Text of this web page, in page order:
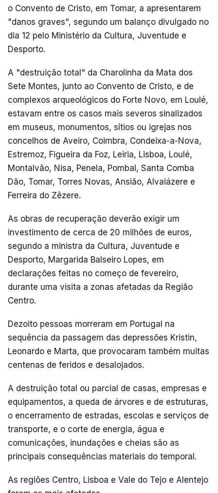
o Convento de Cristo, em Tomar, a apresentarem
"danos graves", segundo um balanço divulgado no
dia 12 pelo Ministério da Cultura, Juventude e
Desporto.
A "destruição total" da Charolinha da Mata dos
Sete Montes, junto ao Convento de Cristo, e de
complexos arqueológicos do Forte Novo, em Loulé,
estavam entre os casos mais severos sinalizados
em museus, monumentos, sítios ou igrejas nos
concelhos de Aveiro, Coimbra, Condeixa-a-Nova,
Estremoz, Figueira da Foz, Leiria, Lisboa, Loulé,
Montalvão, Nisa, Penela, Pombal, Santa Comba
Dão, Tomar, Torres Novas, Ansião, Alvaiázere e
Ferreira do Zêzere.
As obras de recuperação deverão exigir um
investimento de cerca de 20 milhões de euros,
segundo a ministra da Cultura, Juventude e
Desporto, Margarida Balseiro Lopes, em
declarações feitas no começo de fevereiro,
durante uma visita a zonas afetadas da Região
Centro.
Dezoito pessoas morreram em Portugal na
sequência da passagem das depressões Kristin,
Leonardo e Marta, que provocaram também muitas
centenas de feridos e desalojados.
A destruição total ou parcial de casas, empresas e
equipamentos, a queda de árvores e de estruturas,
o encerramento de estradas, escolas e serviços de
transporte, e o corte de energia, água e
comunicações, inundações e cheias são as
principais consequências materiais do temporal.
As regiões Centro, Lisboa e Vale do Tejo e Alentejo